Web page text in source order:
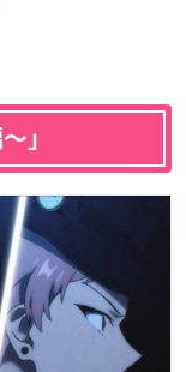
」